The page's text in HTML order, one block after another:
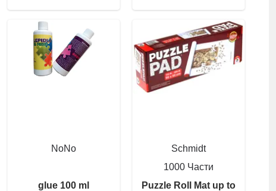
NoNo
glue 100 ml
Schmidt
1000 Части
Puzzle Roll Mat up to